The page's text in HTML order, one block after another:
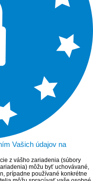
Vašich údajov na
z vášho zariadenia (súbory
môžu byť uchovávané,
prípadne používané konkrétne